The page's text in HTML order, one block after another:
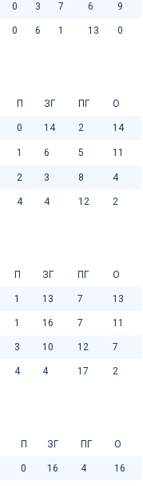
0 3 7 6 9
0 6 1 13 0
П ЗГ ПГ О
0 14 2 14
1 6 5 11
2 3 8 4
4 4 12 2
П ЗГ ПГ О
1 13 7 13
1 16 7 11
3 10 12 7
4 4 17 2
П ЗГ ПГ О
0 16 4 16